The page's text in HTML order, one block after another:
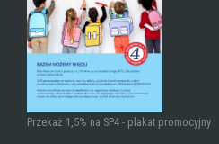
Przekaż 1,5% na SP4 - plakat promocyjny